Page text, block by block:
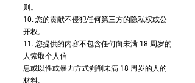
则。
10. 您的贡献不侵犯任何第三方的隐私权或公
开权。
11. 您提供的内容不包含任何向未满 18 周岁的
人索取个人信
息或以性或暴力方式剥削未满 18 周岁的人的
材料。